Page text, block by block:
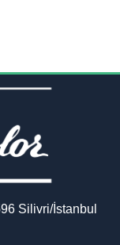
Silivri/İstanbul